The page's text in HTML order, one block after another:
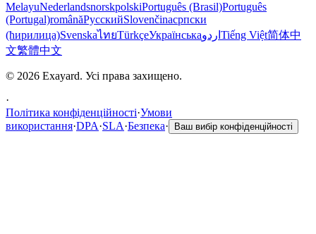
MelayuNederlandsnorskpolskiPortuguês (Brasil)Português
(Portugal)românăРусскийSlovenčinaсрпски
(ћирилица)SvenskaไทยTürkçeУкраїнськаاردو Tiếng Việt简体中
文繁體中文
© 2026 Exayard. Усі права захищено.
·
Політика конфіденційності·Умови
використання·DPA·SLA·Безпека· Ваш вибір конфіденційності